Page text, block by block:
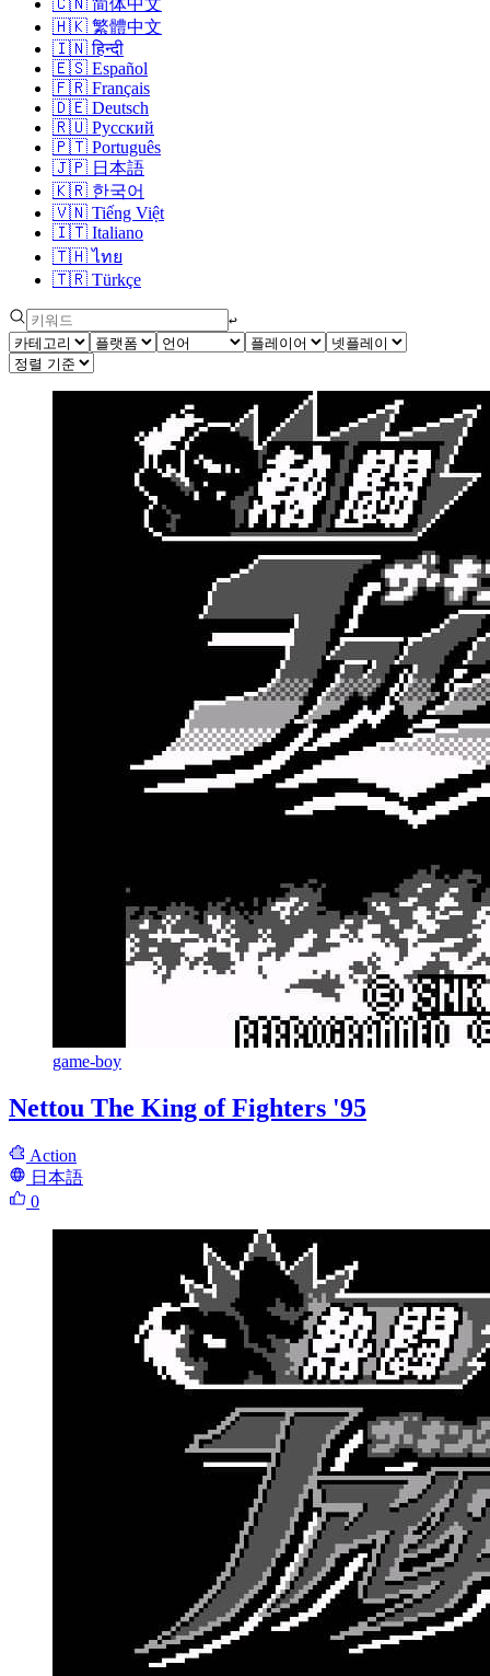
🇭🇰 繁體中文
🇮🇳 हिन्दी
🇪🇸 Español
🇫🇷 Français
🇩🇪 Deutsch
🇷🇺 Русский
🇵🇹 Português
🇯🇵 日本語
🇰🇷 한국어
🇻🇳 Tiếng Việt
🇮🇹 Italiano
🇹🇭 ไทย
🇹🇷 Türkçe
↩︎
game-boy
Nettou The King of Fighters '95
Action
日本語
0